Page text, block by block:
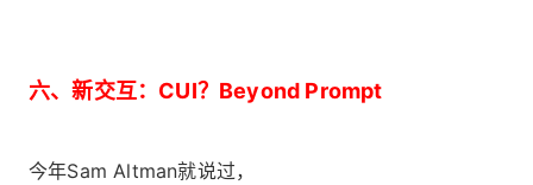
六、新交互：CUI？Beyond Prompt
今年Sam Altman就说过，